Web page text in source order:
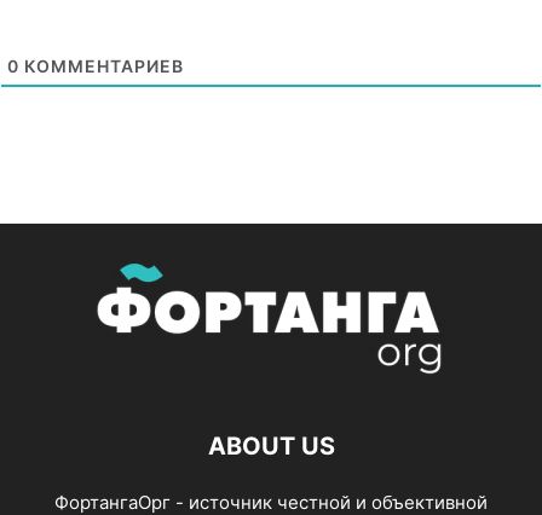
0 КОММЕНТАРИЕВ
ABOUT US
ФортангаОрг - источник честной и объективной